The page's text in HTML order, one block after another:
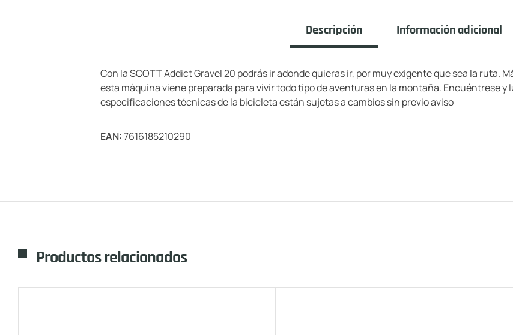
Descripción Información adicional
Con la SCOTT Addict Gravel 20 podrás ir adonde quieras ir, por muy exigente que sea la ruta.
esta máquina viene preparada para vivir todo tipo de aventuras en la montaña. Encuéntrese y
especificaciones técnicas de la bicicleta están sujetas a cambios sin previo aviso
EAN:7616185210290
Productos relacionados